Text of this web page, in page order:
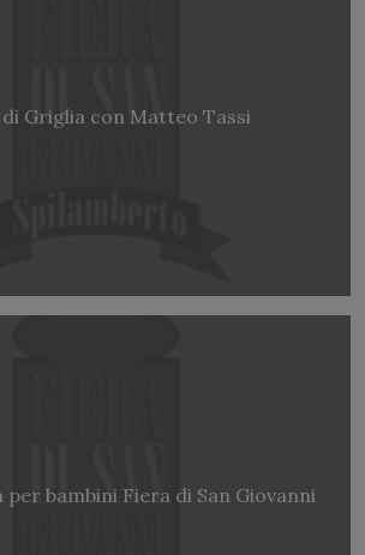
Griglia con Matteo Tassi
per bambini Fiera di San Giovanni